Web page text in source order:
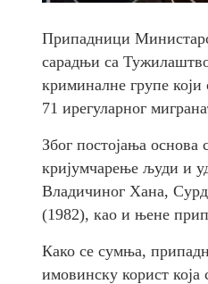
Припадници
сарадњи са
криминалне групе
71 ирегуларног
Због постојања
кријумчарење људи и
Владичиног Хана,
(1982), као и њене
Како се сумња,
имовинску корист која